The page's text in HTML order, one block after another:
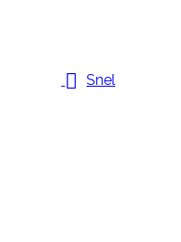
 Snel